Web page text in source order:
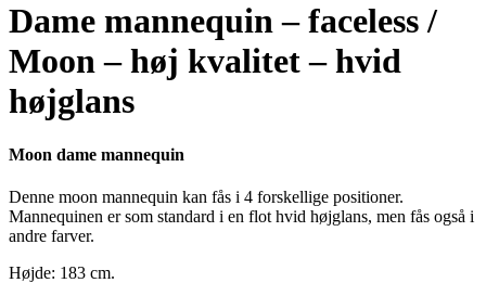
Dame mannequin – faceless /
Moon – høj kvalitet – hvid
højglans
Moon dame mannequin
Denne moon mannequin kan fås i 4 forskellige positioner.
Mannequinen er som standard i en flot hvid højglans, men fås også i
andre farver.
Højde: 183 cm.